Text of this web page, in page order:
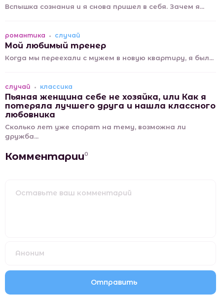
Вспышка сознания и я снова пришел в себя. Зачем я...
романтика случай
Мой любимый тренер
Когда мы переехали с мужем в новую квартиру, я был...
случай классика
Пьяная женщина себе не хозяйка, или Как я
потеряла лучшего друга и нашла классного
любовника
Сколько лет уже спорят на тему, возможна ли
дружба...
Комментарии0